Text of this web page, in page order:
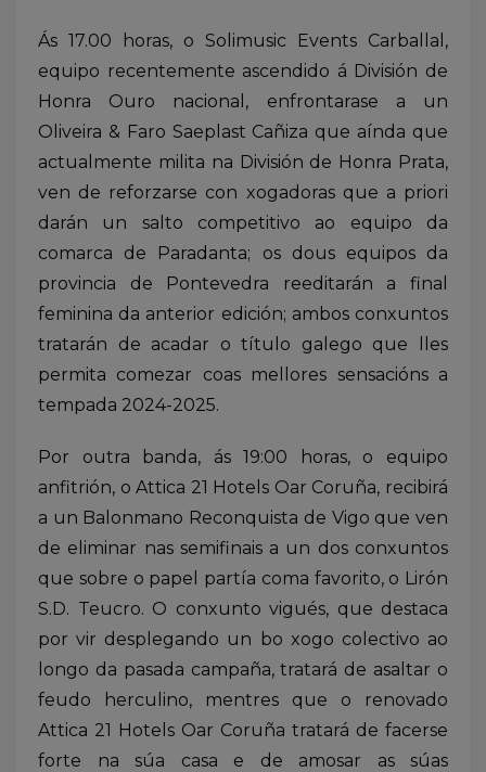
Ás 17.00 horas, o Solimusic Events Carballal,
equipo recentemente ascendido á División de
Honra Ouro nacional, enfrontarase a un
Oliveira & Faro Saeplast Cañiza que aínda que
actualmente milita na División de Honra Prata,
ven de reforzarse con xogadoras que a priori
darán un salto competitivo ao equipo da
comarca de Paradanta; os dous equipos da
provincia de Pontevedra reeditarán a final
feminina da anterior edición; ambos conxuntos
tratarán de acadar o título galego que lles
permita comezar coas mellores sensacións a
tempada 2024-2025.
Por outra banda, ás 19:00 horas, o equipo
anfitrión, o Attica 21 Hotels Oar Coruña, recibirá
a un Balonmano Reconquista de Vigo que ven
de eliminar nas semifinais a un dos conxuntos
que sobre o papel partía coma favorito, o Lirón
S.D. Teucro. O conxunto vigués, que destaca
por vir desplegando un bo xogo colectivo ao
longo da pasada campaña, tratará de asaltar o
feudo herculino, mentres que o renovado
Attica 21 Hotels Oar Coruña tratará de facerse
forte na súa casa e de amosar as súas